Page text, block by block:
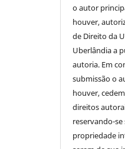
o autor
houver,
de Direito da
Uberlândia a
autoria. Em
submissão o
houver,
direitos
reservando-
propriedade